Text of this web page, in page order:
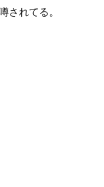
されてる。